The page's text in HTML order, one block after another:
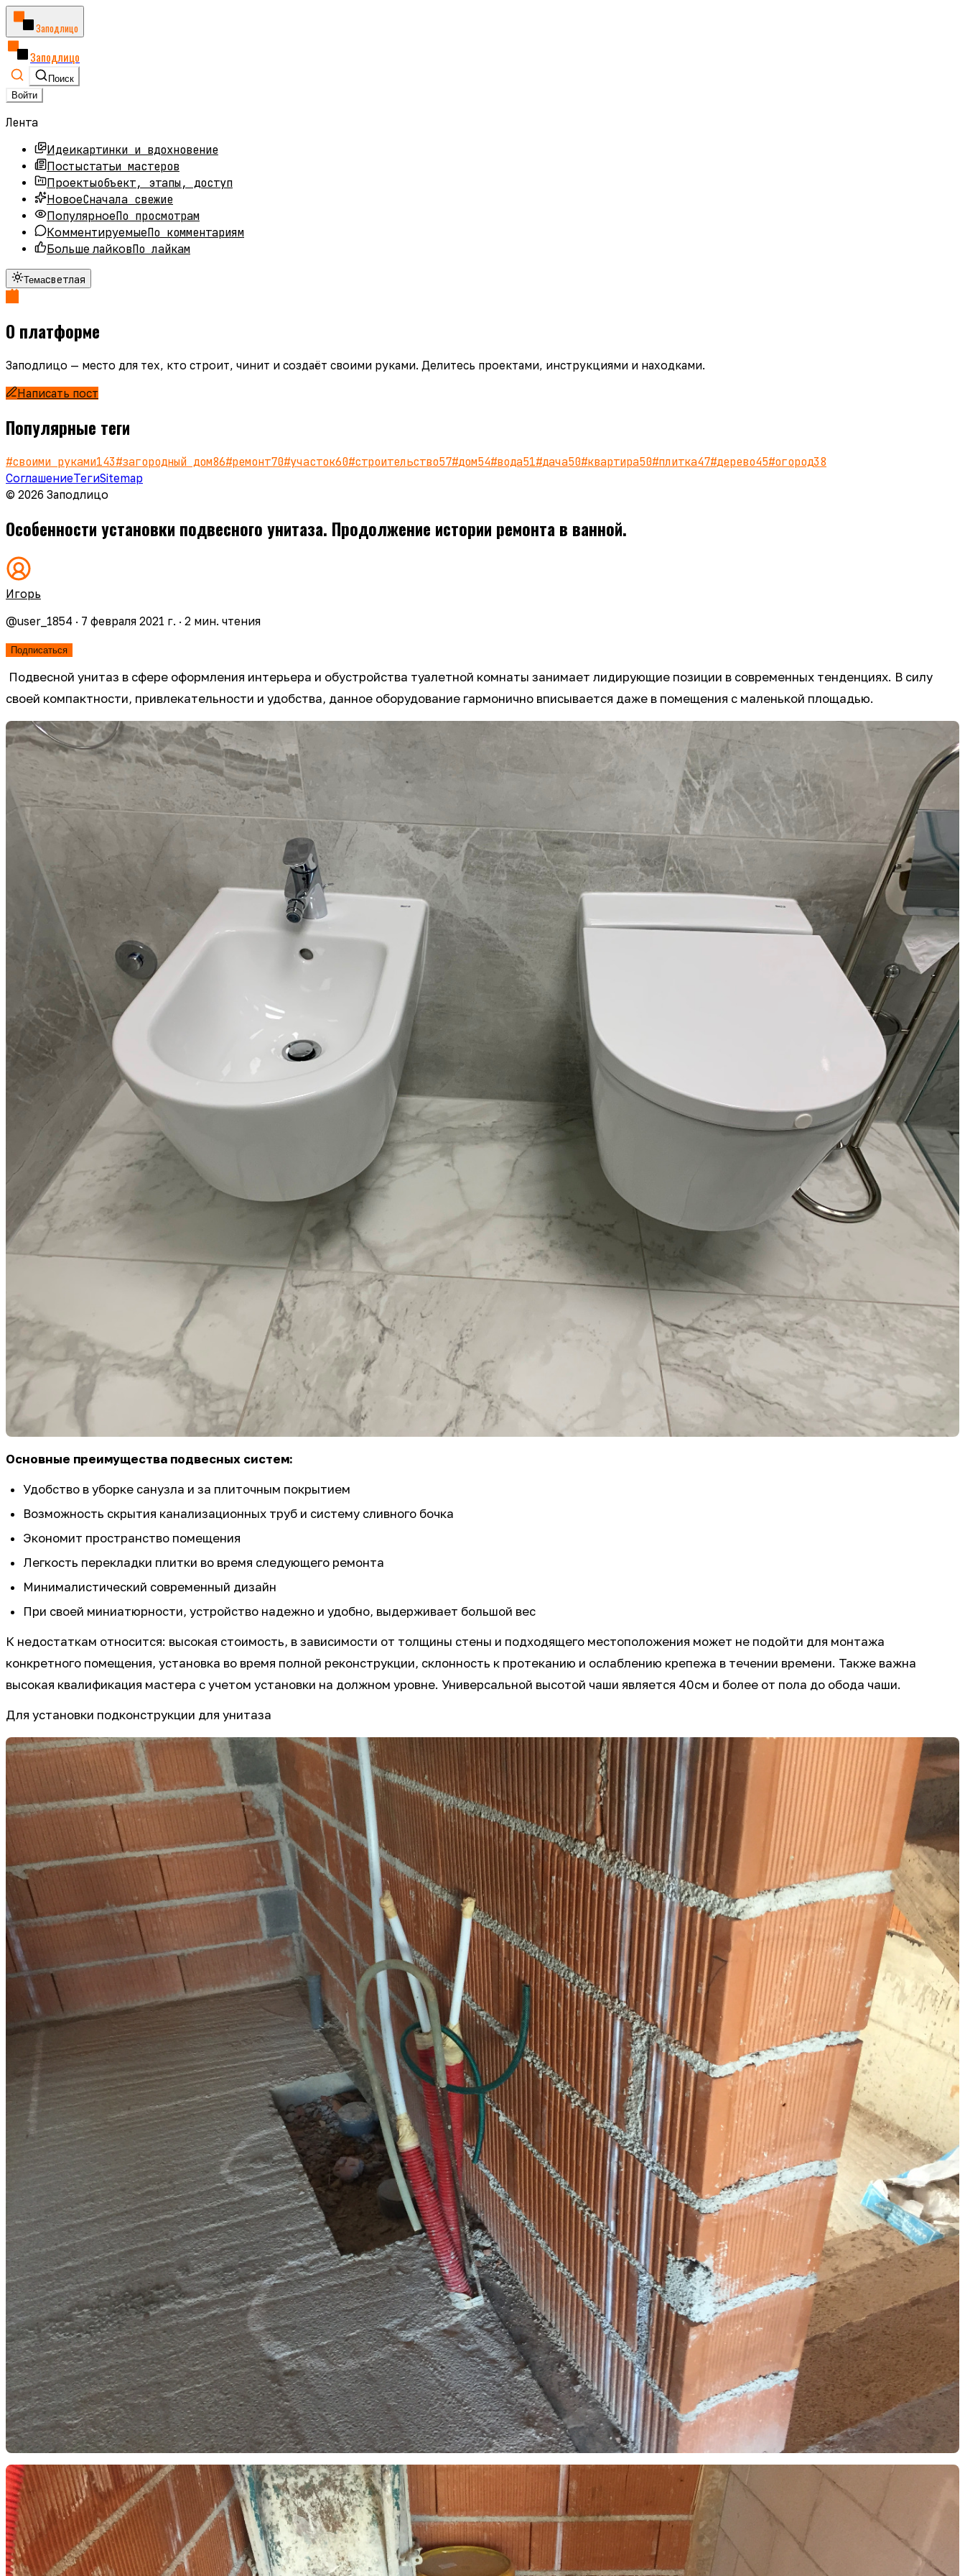
Заподлицо
Заподлицо
Поиск
Войти
Лента
Идеикартинки и вдохновение
Постыстатьи мастеров
Проектыобъект, этапы, доступ
НовоеСначала свежие
ПопулярноеПо просмотрам
КомментируемыеПо комментариям
Больше лайковПо лайкам
Темасветлая
О платформе
Заподлицо — место для тех, кто строит, чинит и создаёт своими руками. Делитесь проектами, инструкциями и находками.
Написать пост
Популярные теги
#своими руками143#загородный дом86#ремонт70#участок60#строительство57#дом54#вода51#дача50#квартира50#плитка47#дерево45#огород38
СоглашениеТегиSitemap
© 2026 Заподлицо
Особенности установки подвесного унитаза. Продолжение истории ремонта в ванной.
Игорь
@user_1854 · 7 февраля 2021 г. · 2 мин. чтения
Подписаться
Подвесной унитаз в сфере оформления интерьера и обустройства туалетной комнаты занимает лидирующие позиции в современных тенденциях. В силу
своей компактности, привлекательности и удобства, данное оборудование гармонично вписывается даже в помещения с маленькой площадью.
Основные преимущества подвесных систем:
Удобство в уборке санузла и за плиточным покрытием
Возможность скрытия канализационных труб и систему сливного бочка
Экономит пространство помещения
Легкость перекладки плитки во время следующего ремонта
Минималистический современный дизайн
При своей миниатюрности, устройство надежно и удобно, выдерживает большой вес
К недостаткам относится: высокая стоимость, в зависимости от толщины стены и подходящего местоположения может не подойти для монтажа
конкретного помещения, установка во время полной реконструкции, склонность к протеканию и ослаблению крепежа в течении времени. Также важна
высокая квалификация мастера с учетом установки на должном уровне. Универсальной высотой чаши является 40см и более от пола до обода чаши.
Для установки подконструкции для унитаза